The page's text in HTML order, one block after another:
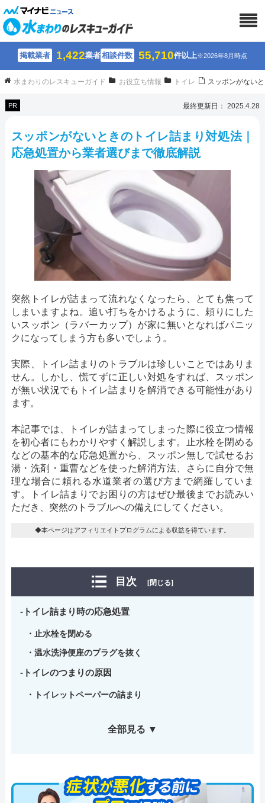
掲載業者 1,422業者相談件数 55,710件以上※2026年8月時点
水まわりのレスキューガイド お役立ち情報 トイレ スッポンがない
PR 最終更新日： 2025.4.28
スッポンがないときのトイレ詰まり対処法｜
応急処置から業者選びまで徹底解説
突然トイレが詰まって流れなくなったら、とても焦って
しまいますよね。追い打ちをかけるように、頼りにした
いスッポン（ラバーカップ）が家に無いとなればパニッ
クになってしまう方も多いでしょう。
実際、トイレ詰まりのトラブルは珍しいことではありま
せん。しかし、慌てずに正しい対処をすれば、スッポン
が無い状況でもトイレ詰まりを解消できる可能性があり
ます。
本記事では、トイレが詰まってしまった際に役立つ情報
を初心者にもわかりやすく解説します。止水栓を閉める
などの基本的な応急処置から、スッポン無しで試せるお
湯・洗剤・重曹などを使った解消方法、さらに自分で無
理な場合に頼れる水道業者の選び方まで網羅していま
す。トイレ詰まりでお困りの方はぜひ最後までお読みい
ただき、突然のトラブルへの備えにしてください。
◆本ページはアフィリエイトプログラムによる収益を得ています。
目次 [閉じる]
トイレ詰まり時の応急処置
止水栓を閉める
温水洗浄便座のプラグを抜く
トイレのつまりの原因
トイレットペーパーの詰まり
全部見る ▼